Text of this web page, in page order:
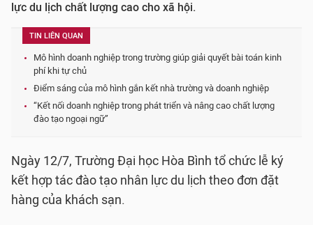
lực du lịch chất lượng cao cho xã hội.
TIN LIÊN QUAN
Mô hình doanh nghiệp trong trường giúp giải quyết bài toán kinh
phí khi tự chủ
Điểm sáng của mô hình gắn kết nhà trường và doanh nghiệp
“Kết nối doanh nghiệp trong phát triển và nâng cao chất lượng
đào tạo ngoại ngữ”
Ngày 12/7, Trường Đại học Hòa Bình tổ chức lễ ký
kết hợp tác đào tạo nhân lực du lịch theo đơn đặt
hàng của khách sạn.